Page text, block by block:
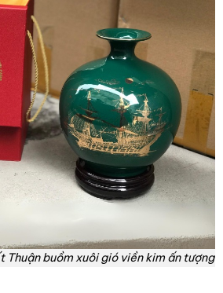
Thuận buồm xuôi gió viền kim ấn tượng